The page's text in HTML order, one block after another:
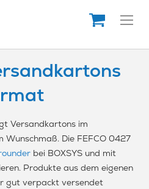
Versandkartons im
Die FEFCO 0427
bei BOXSYS und mit
Produkte aus dem eigenen
gut verpackt versendet